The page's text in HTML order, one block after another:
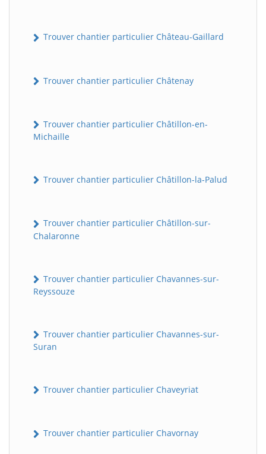
Trouver chantier particulier Château-Gaillard
Trouver chantier particulier Châtenay
Trouver chantier particulier Châtillon-en-
Michaille
Trouver chantier particulier Châtillon-la-Palud
Trouver chantier particulier Châtillon-sur-
Chalaronne
Trouver chantier particulier Chavannes-sur-
Reyssouze
Trouver chantier particulier Chavannes-sur-
Suran
Trouver chantier particulier Chaveyriat
Trouver chantier particulier Chavornay